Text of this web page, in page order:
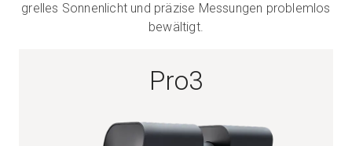
Kostenlose Testversion
+49 6956 608908
grelles Sonnenlicht und präzise Messungen problemlos
bewältigt.
Pro3